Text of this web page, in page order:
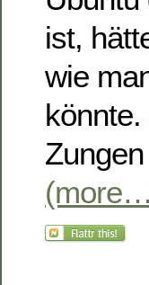
ist,
wie